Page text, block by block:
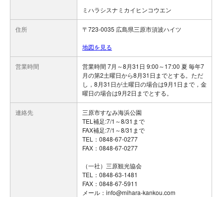
ミハラシスナミカイヒンコウエン
住所 〒723-0035 広島県三原市須波ハイツ
地図を見る
営業時間
営業時間 7月～8月31日 9:00～17:00 夏 毎年7
月の第2土曜日から8月31日までとする。ただ
し，8月31日が土曜日の場合は9月1日まで，金
曜日の場合は9月2日までとする。
連絡先
三原市すなみ海浜公園
TEL補足:7/1～8/31まで
FAX補足:7/1～8/31まで
TEL：0848-67-0277
FAX：0848-67-0277
（一社）三原観光協会
TEL：0848-63-1481
FAX：0848-67-5911
メール：info@mihara-kankou.com